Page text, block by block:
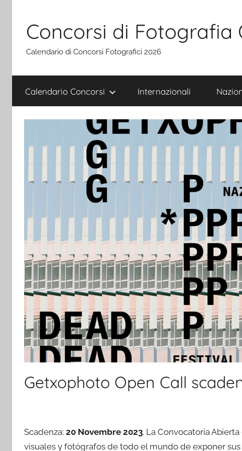
contenuto
Concorsi di Fotografia
Calendario di Concorsi Fotografici 2026
Calendario Concorsi Internazionali
Getxophoto Open Call
Scadenza: 20 Novembre 2023. La Convocatoria
visuales y fotógrafos de todo el mundo de exponer